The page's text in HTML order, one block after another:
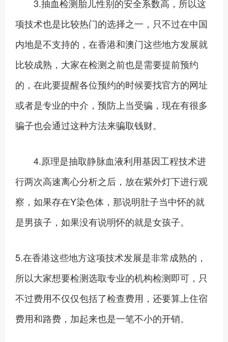
3.抽血检测胎儿性别的安全系数高，所以这
项技术也是比较热门的选择之一，只不过在中国
内地是不支持的，在香港和澳门这些地方发展就
比较成熟，大家在检测之前也是需要提前预约
的，在此要提醒各位预约的时候要找官方的网址
或者是专业的中介，预防上当受骗，现在有很多
骗子也会通过这种方法来骗取钱财。
4.原理是抽取静脉血液利用基因工程技术进
行两次高速离心分析之后，放在紫外灯下进行观
察，如果存在Y染色体，那说明肚子当中怀的就
是男孩子，如果没有说明怀的就是女孩子。
5.在香港这些地方这项技术发展是非常成熟的，
所以大家想要检测选取专业的机构检测即可，只
不过费用不仅仅包括了检查费用，还要算上住宿
费用和路费，加起来也是一笔不小的开销。